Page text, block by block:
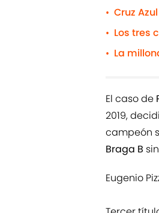
• Cruz
• Los tres
• La
El caso de
2019,
campeón
Braga B
Eugenio